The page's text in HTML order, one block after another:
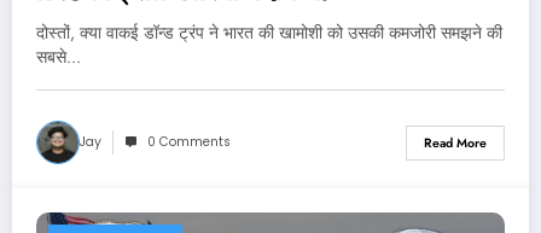
दोस्तों, क्या वाकई डॉन्ड ट्रंप ने भारत की खामोशी को उसकी कमजोरी समझने की
सबसे…
Jay 0 Comments Read More